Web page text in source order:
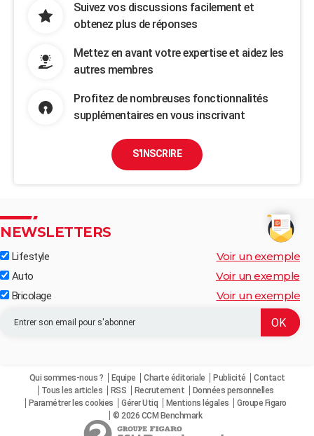
Suivez vos discussions facilement et
obtenez plus de réponses
Mettez en avant votre expertise et aidez les
autres membres
Profitez de nombreuses fonctionnalités
supplémentaires en vous inscrivant
S'INSCRIRE
NEWSLETTERS
Lifestyle Voir un exemple
Auto Voir un exemple
Bricolage Voir un exemple
Qui sommes-nous ? Equipe Charte éditoriale Publicité
Contact
Tous les articles
RSS Recrutement
Données personnelles
Paramétrer les cookies
Gérer Utiq Mentions légales
Groupe Figaro
© 2026 CCM Benchmark